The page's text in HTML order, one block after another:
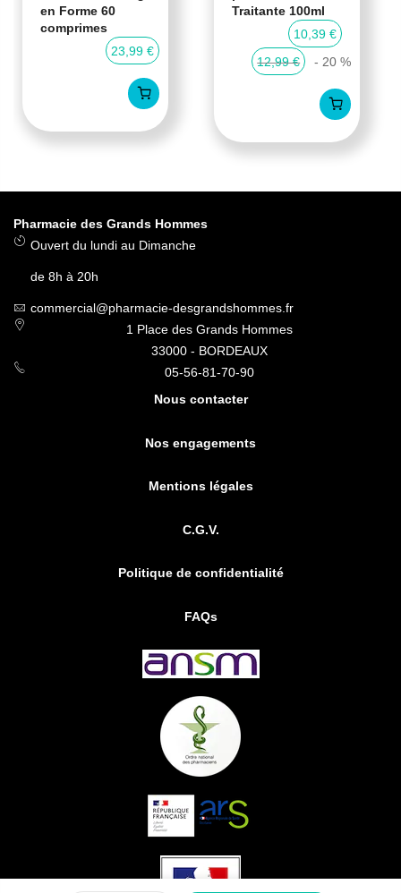
en Forme 60
comprimes
23,99 €
Traitante 100ml
10,39 €
12,99 €
- 20 %
Pharmacie des Grands Hommes
Ouvert du lundi au Dimanche
de 8h à 20h
commercial@pharmacie-desgrandshommes.fr
1 Place des Grands Hommes
33000 - BORDEAUX
05-56-81-70-90
Nous contacter
Nos engagements
Mentions légales
C.G.V.
Politique de confidentialité
FAQs